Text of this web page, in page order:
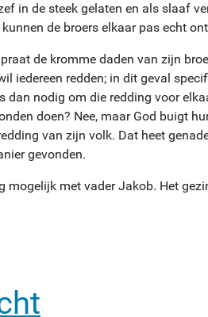
in de steek gelaten en als slaaf
de broers elkaar pas echt
de kromme daden van zijn
iedereen redden; in dit geval
nodig om die redding voor
doen? Nee, maar God buigt
van zijn volk. Dat heet
gevonden.
met vader Jakob. Het